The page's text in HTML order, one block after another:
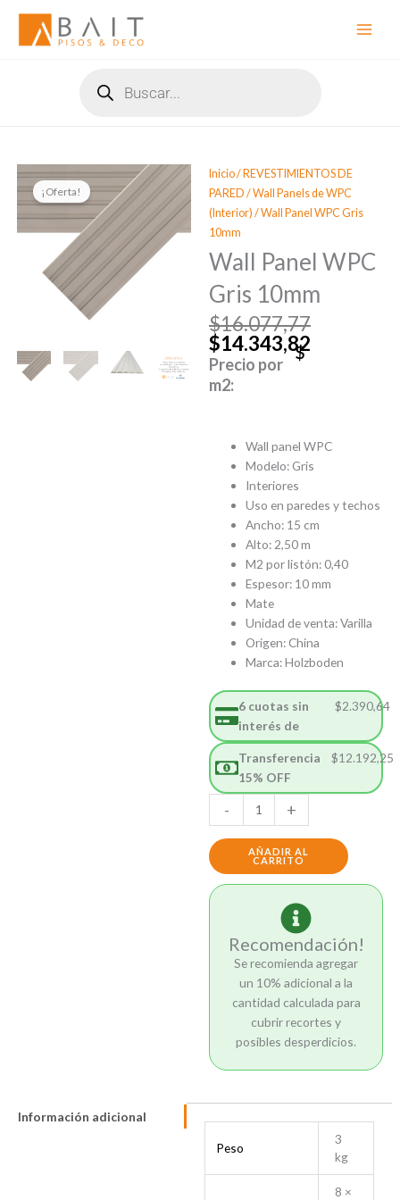
contenido
productos
¡Oferta!
Inicio/ REVESTIMIENTOS DE
PARED /Wall Panels de WPC
(Interior) / Wall Panel WPC Gris
10mm
Wall Panel WPC
Gris 10mm
$16.077,77El
$14.343,82
El
Precio por
m2:
Wall panel WPC
Modelo: Gris
Interiores
Uso en paredes y techos
Ancho: 15 cm
Alto: 2,50 m
M2 por listón: 0,40
Espesor: 10 mm
Mate
Unidad de venta: Varilla
Origen: China
Marca: Holzboden
6 cuotas sin
interés de
$2.390,64
Transferencia
15% OFF
$12.192,25
-
Panel
WPC
Gris
10mm
cantidad
+
AÑADIR AL
CARRITO
Recomendación!
Se recomienda agregar
un 10% adicional a la
cantidad calculada para
cubrir recortes y
posibles desperdicios.
Información adicional
Peso
3
kg
8 ×